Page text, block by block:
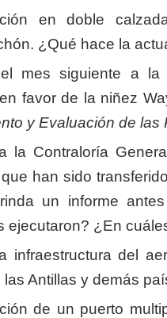
en doble
¿Qué hace la
mes siguiente a la
favor de la niñez
y Evaluación de las
la Contraloría
han sido
un informe
ejecutaron? ¿En
infraestructura del
las Antillas y demás
de un puerto